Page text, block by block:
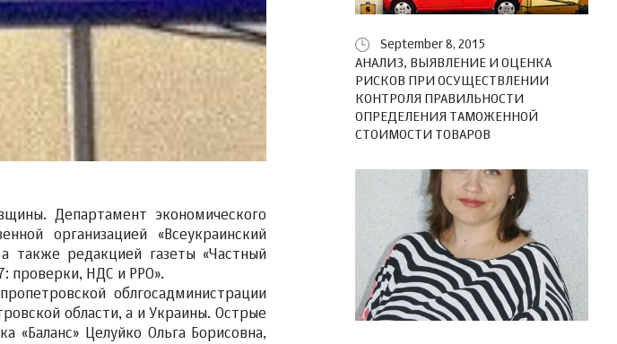
Департамент экономического
организацией «Всеукраинский
также редакцией газеты «Частный
проверки, НДС и РРО».
облгосадминистрации
области, а и Украины. Острые
«Баланс» Целуйко Ольга Борисовна,
September 8, 2015
АНАЛИЗ, ВЫЯВЛЕНИЕ И ОЦЕНКА
РИСКОВ ПРИ ОСУЩЕСТВЛЕНИИ
КОНТРОЛЯ ПРАВИЛЬНОСТИ
ОПРЕДЕЛЕНИЯ ТАМОЖЕННОЙ
СТОИМОСТИ ТОВАРОВ